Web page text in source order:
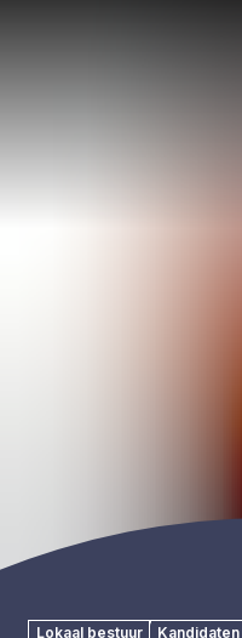
Lokaal bestuur